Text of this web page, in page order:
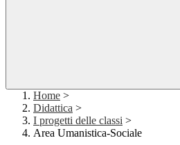
Home >
Didattica >
I progetti delle classi >
Area Umanistica-Sociale